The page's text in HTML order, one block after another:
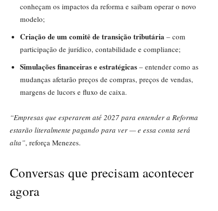
conheçam os impactos da reforma e saibam operar o novo
modelo;
Criação de um comitê de transição tributária – com
participação de jurídico, contabilidade e compliance;
Simulações financeiras e estratégicas – entender como as
mudanças afetarão preços de compras, preços de vendas,
margens de lucors e fluxo de caixa.
“Empresas que esperarem até 2027 para entender a Reforma
estarão literalmente pagando para ver — e essa conta será
alta”, reforça Menezes.
Conversas que precisam acontecer
agora